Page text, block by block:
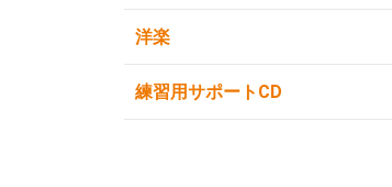
洋楽
練習用サポートCD